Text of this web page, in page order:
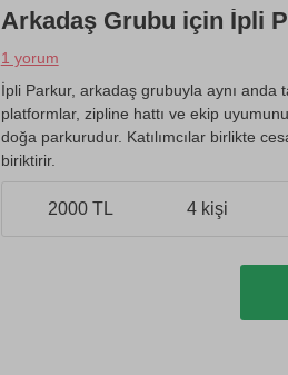
Arkadaş Grubu için İpli
1 yorum
İpli Parkur, arkadaş grubuyla aynı anda
platformlar, zipline hattı ve ekip
doğa parkurudur. Katılımcılar birlikte
biriktirir.
2000 TL 4 kişi